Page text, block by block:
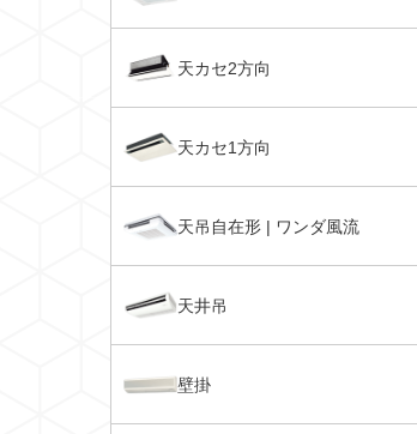
天カセ2方向
天カセ1方向
天吊自在形 | ワンダ風流
天井吊
壁掛